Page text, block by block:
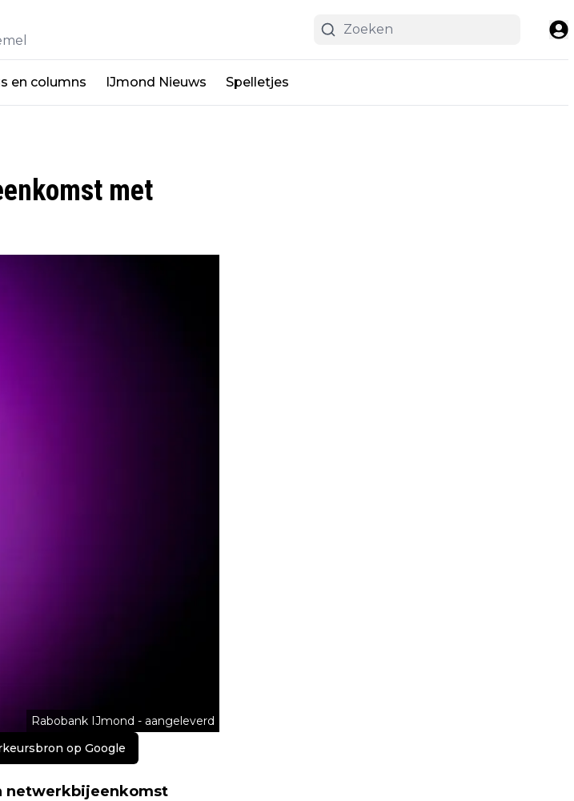
en columns IJmond Nieuws Spelletjes
met
Rabobank IJmond - aangeleverd
op Google
netwerkbijeenkomst